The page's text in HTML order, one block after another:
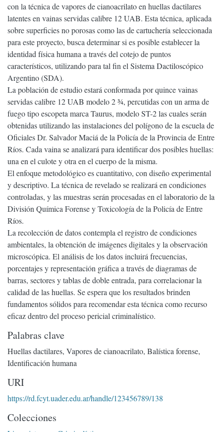
con la técnica de vapores de cianoacrilato en huellas dactilares
latentes en vainas servidas calibre 12 UAB. Esta técnica, aplicada
sobre superficies no porosas como las de cartuchería seleccionada
para este proyecto, busca determinar si es posible establecer la
identidad física humana a través del cotejo de puntos
característicos, utilizando para tal fin el Sistema Dactiloscópico
Argentino (SDA).
La población de estudio estará conformada por quince vainas
servidas calibre 12 UAB modelo 2 3⁄4, percutidas con un arma de
fuego tipo escopeta marca Taurus, modelo ST-2 las cuales serán
obtenidas utilizando las instalaciones del polígono de la escuela de
Oficiales Dr. Salvador Maciá de la Policía de la Provincia de Entre
Ríos. Cada vaina se analizará para identificar dos posibles huellas:
una en el culote y otra en el cuerpo de la misma.
El enfoque metodológico es cuantitativo, con diseño experimental
y descriptivo. La técnica de revelado se realizará en condiciones
controladas, y las muestras serán procesadas en el laboratorio de la
División Química Forense y Toxicología de la Policía de Entre
Ríos.
La recolección de datos contempla el registro de condiciones
ambientales, la obtención de imágenes digitales y la observación
microscópica. El análisis de los datos incluirá frecuencias,
porcentajes y representación gráfica a través de diagramas de
barras, sectores y tablas de doble entrada, para correlacionar la
calidad de las huellas. Se espera que los resultados brinden
fundamentos sólidos para recomendar esta técnica como recurso
eficaz dentro del proceso pericial criminalístico.
Palabras clave
Huellas dactilares, Vapores de cianoacrilato, Balística forense,
Identificación humana
URI
https://rd.fcyt.uader.edu.ar/handle/123456789/138
Colecciones